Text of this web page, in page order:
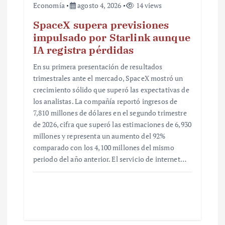
Economía agosto 4, 2026 14 views
SpaceX supera previsiones
impulsado por Starlink aunque
IA registra pérdidas
En su primera presentación de resultados
trimestrales ante el mercado, SpaceX mostró un
crecimiento sólido que superó las expectativas de
los analistas. La compañía reportó ingresos de
7,810 millones de dólares en el segundo trimestre
de 2026, cifra que superó las estimaciones de 6,930
millones y representa un aumento del 92%
comparado con los 4,100 millones del mismo
periodo del año anterior. El servicio de internet…